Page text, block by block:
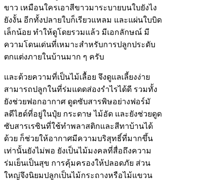
ขาว เหมือนใครเอาสีขาวมาระบายบนใบยังไง
ยังงั้น อีกทั้งปลายใบก็เรียวแหลม และแผ่นใบบิด
เล็กน้อย ทำให้ดูโดยรวมแล้ว มีเอกลักษณ์ มี
ความโดนเด่นที่เหมาะสำหรับการปลูกประดับ
ตกแต่งภายในบ้านมาก ๆ ครับ
และด้วยความที่เป็นไม้เลื้อย จึงดูแลเลี้ยงง่าย
สามารถปลูกในที่ร่มแดดส่องรำไรได้ดี รวมทั้ง
ยังช่วยฟอกอากาศ ดูดซับสารพิษอย่างฟอร์มั
ลดีไฮด์ที่อยู่ในปุ๋ย กระดาษ ไม้อัด และยังช่วยดูด
ซับสารเรซินที่ใช้ทำพลาสติกและสีทาบ้านได้
ด้วย ก็ช่วยให้อากาศมีความบริสุทธิ์ที่มากขึ้น
เท่านั้นยังไม่พอ ยังเป็นไม้มงคลที่สื่อถึงความ
ร่มเย็นเป็นสุข การคุ้มครองให้ปลอดภัย ส่วน
ใหญ่จึงนิยมปลูกเป็นไม้กระถางหรือไม้แขวน